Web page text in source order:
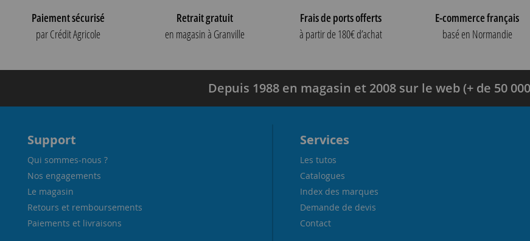
Paiement sécurisé
par Crédit Agricole
Retrait gratuit
en magasin à Granville
Frais de ports offerts
à partir de 180€ d’achat
E-commerce français
basé en Normandie
Depuis 1988 en magasin et 2008 sur le web (+ de 50
Support
Qui sommes-nous ?
Nos engagements
Le magasin
Retours et remboursements
Paiements et livraisons
Services
Les tutos
Catalogues
Index des marques
Demande de devis
Contact